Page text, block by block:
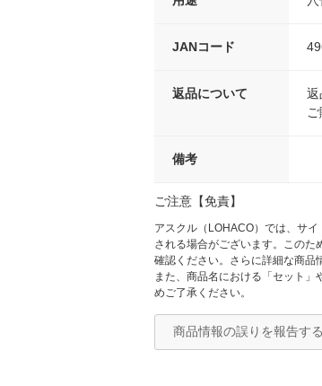
JANコード
返品について
返
備考
ご注意【免責】
アスクル（LOHACO）では、サ
される場合がございます。この
確認ください。さらに詳細な商品
また、商品名における「セット
めご了承ください。
商品情報の誤りを報告する